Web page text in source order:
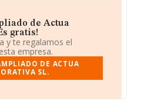
de Actua
gratis!
y te regalamos el
empresa.
DE ACTUA
SL.